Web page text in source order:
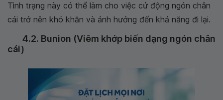
Tình trạng này có thể làm cho việc cử động ngón chân
cái trở nên khó khăn và ảnh hưởng đến khả năng đi lại.
4.2. Bunion (Viêm khớp biến dạng ngón chân
cái)